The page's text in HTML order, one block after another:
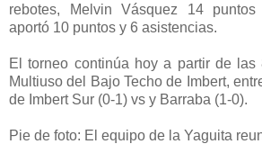
rebotes, Melvin Vásquez 14
aportó 10 puntos y 6 asistencias.
El torneo continúa hoy a partir de
Multiuso del Bajo Techo de Imbert,
de Imbert Sur (0-1) vs y Barraba (1-0).
Pie de foto: El equipo de la Yaguita